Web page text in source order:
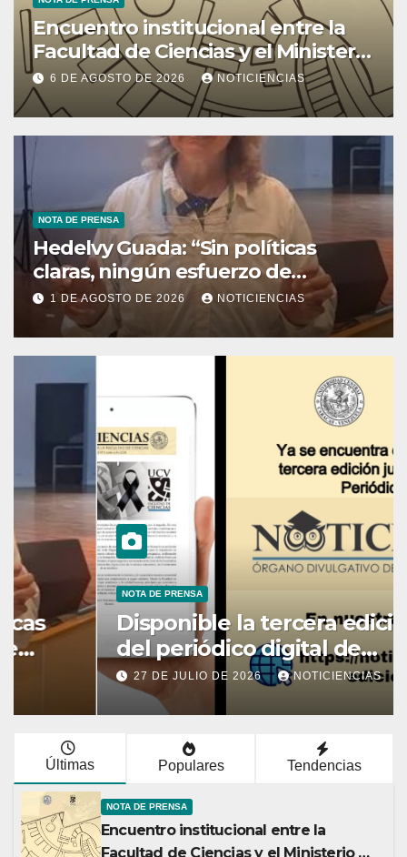
Encuentro institucional entre la
Facultad de Ciencias y el Ministerio
de Ciencia y Tecnología
6 DE AGOSTO DE 2026 NOTICIENCIAS
NOTA DE PRENSA
Hedelvy Guada: “Sin políticas
claras, ningún esfuerzo de
conservación rendirá frutos”
1 DE AGOSTO DE 2026 NOTICIENCIAS
NOTA DE PRENSA
Disponible la tercera edición
del periódico digital de
Noticiencias 2026
27 DE JULIO DE 2026 NOTICIENCIAS
Últimas Populares Tendencias
NOTA DE PRENSA
Encuentro institucional entre la
Facultad de Ciencias y el Ministerio de